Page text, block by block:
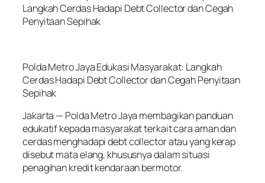
Langkah Cerdas Hadapi Debt Collector dan Cegah
Penyitaan Sepihak
Polda Metro Jaya Edukasi Masyarakat: Langkah
Cerdas Hadapi Debt Collector dan Cegah Penyitaan
Sepihak
Jakarta — Polda Metro Jaya membagikan panduan
edukatif kepada masyarakat terkait cara aman dan
cerdas menghadapi debt collector atau yang kerap
disebut mata elang, khususnya dalam situasi
penagihan kredit kendaraan bermotor.